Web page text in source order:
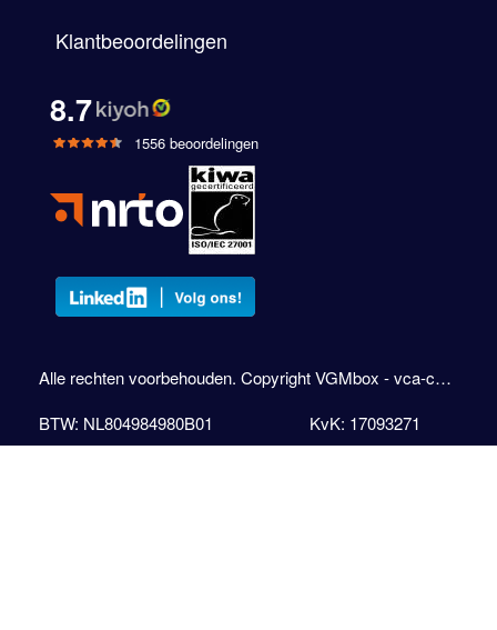
Klantbeoordelingen
8.7
1556 beoordelingen
Alle rechten voorbehouden. Copyright VGMbox - vca-cursus.com
BTW: NL804984980B01
KvK: 17093271